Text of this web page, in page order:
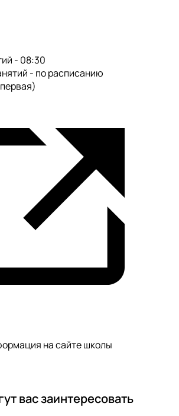
- 08:30
- по расписанию
на сайте школы
вас заинтересовать